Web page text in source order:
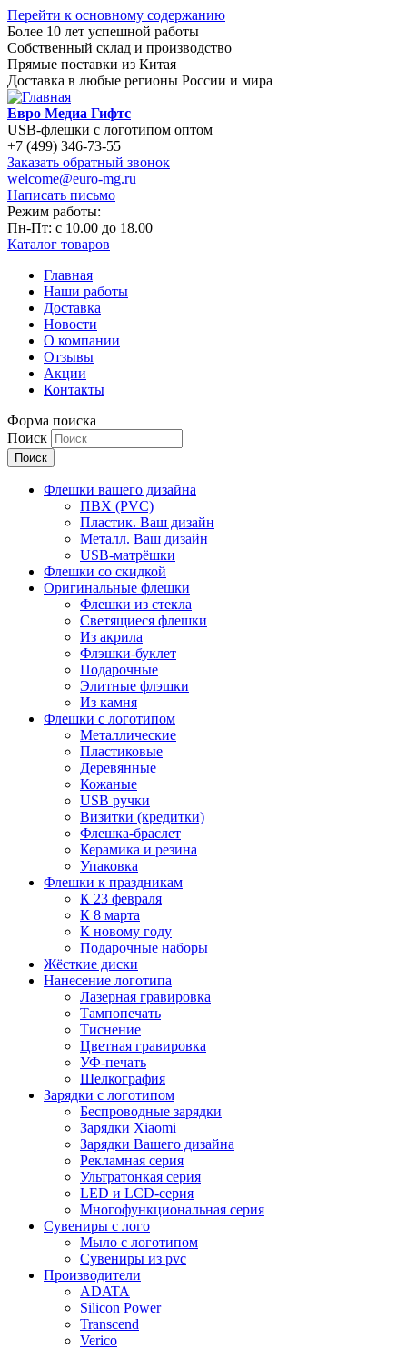
Перейти к основному содержанию
Более 10 лет успешной работы
Собственный склад и производство
Прямые поставки из Китая
Доставка в любые регионы России и мира
Евро Медиа Гифтс
USB-флешки с логотипом оптом
+7 (499) 346-73-55
Заказать обратный звонок
welcome@euro-mg.ru
Написать письмо
Режим работы:
Пн-Пт: с 10.00 до 18.00
Каталог товаров
Главная
Наши работы
Доставка
Новости
О компании
Отзывы
Акции
Контакты
Форма поиска
Поиск
Флешки вашего дизайна
ПВХ (PVC)
Пластик. Ваш дизайн
Металл. Ваш дизайн
USB-матрёшки
Флешки со скидкой
Оригинальные флешки
Флешки из стекла
Светящиеся флешки
Из акрила
Флэшки-буклет
Подарочные
Элитные флэшки
Из камня
Флешки с логотипом
Металлические
Пластиковые
Деревянные
Кожаные
USB ручки
Визитки (кредитки)
Флешка-браслет
Керамика и резина
Упаковка
Флешки к праздникам
К 23 февраля
К 8 марта
К новому году
Подарочные наборы
Жёсткие диски
Нанесение логотипа
Лазерная гравировка
Тампопечать
Тиснение
Цветная гравировка
УФ-печать
Шелкография
Зарядки с логотипом
Беспроводные зарядки
Зарядки Xiaomi
Зарядки Вашего дизайна
Рекламная серия
Ультратонкая серия
LED и LCD-серия
Многофункциональная серия
Сувениры с лого
Мыло с логотипом
Сувениры из pvc
Производители
ADATA
Silicon Power
Transcend
Verico